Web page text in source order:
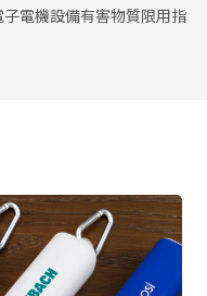
電機設備有害物質限用指